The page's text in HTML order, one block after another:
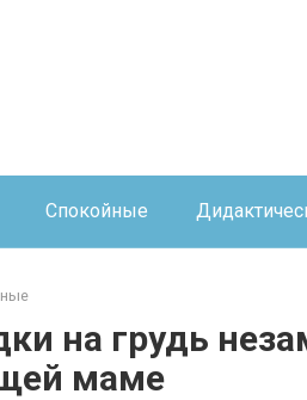
Спокойные
на грудь
маме